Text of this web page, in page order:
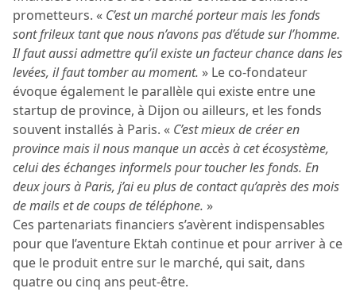
prometteurs. « C’est un marché porteur mais les fonds
sont frileux tant que nous n’avons pas d’étude sur l’homme.
Il faut aussi admettre qu’il existe un facteur chance dans les
levées, il faut tomber au moment. » Le co-fondateur
évoque également le parallèle qui existe entre une
startup de province, à Dijon ou ailleurs, et les fonds
souvent installés à Paris. « C’est mieux de créer en
province mais il nous manque un accès à cet écosystème,
celui des échanges informels pour toucher les fonds. En
deux jours à Paris, j’ai eu plus de contact qu’après des mois
de mails et de coups de téléphone. »
Ces partenariats financiers s’avèrent indispensables
pour que l’aventure Ektah continue et pour arriver à ce
que le produit entre sur le marché, qui sait, dans
quatre ou cinq ans peut-être.